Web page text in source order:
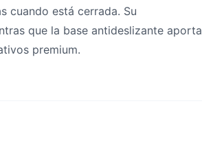
cuando está cerrada. Su
que la base antideslizante aporta
premium.